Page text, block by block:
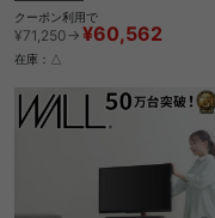
クーポン利用で
¥71,250→ ¥60,562
在庫：△